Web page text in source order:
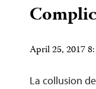
April 25, 2017
La collusion